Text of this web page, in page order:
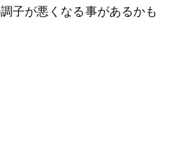
子が悪くなる事があるかも